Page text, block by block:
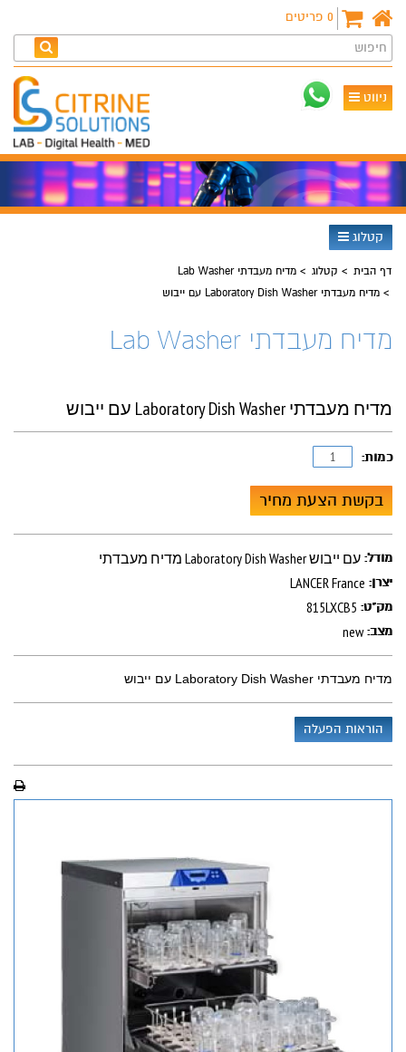
0 פריטים
חיפוש
ניווט
קטלוג
דף הבית קטלוג
מדיח מעבדתי Lab Washer
מדיח מעבדתי Laboratory Dish Washer עם ייבוש
מדיח מעבדתי Lab Washer
מדיח מעבדתי Laboratory Dish Washer עם ייבוש
כמות:
בקשת הצעת מחיר
מודל: מדיח מעבדתי Laboratory Dish Washer עם ייבוש
יצרן: LANCER France
מק"ט: 815LXCB5
מצב: new
מדיח מעבדתי Laboratory Dish Washer עם ייבוש
הוראות הפעלה